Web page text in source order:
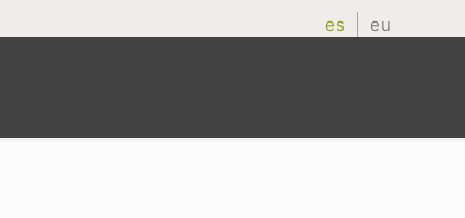
es eu